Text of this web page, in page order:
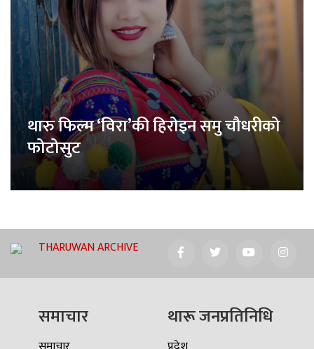
थारु फिल्म ‘विरा’की हिरोइन समु चौधरीको
फोटोसुट
THARUWAN ARCHIVE
समाचार थारू जनप्रतिनिधि